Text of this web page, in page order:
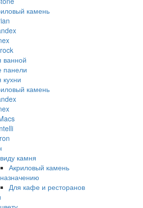
камень
ванной
панели
кухни
камень
камня
Акриловый камень
Для кафе и ресторанов